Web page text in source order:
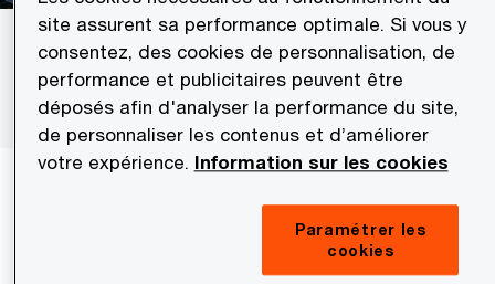
IA, entre promesse technologique et
défi énergétique
Mais elle en accentue aussi les besoins en
« Une requête sur ChatGPT est dix fois
site assurent sa performance optimale. Si vous y
consentez, des cookies de personnalisation, de
performance et publicitaires peuvent être
déposés afin d'analyser la performance du site,
de personnaliser les contenus et d’améliorer
votre expérience. Information sur les cookies
Paramétrer les
cookies